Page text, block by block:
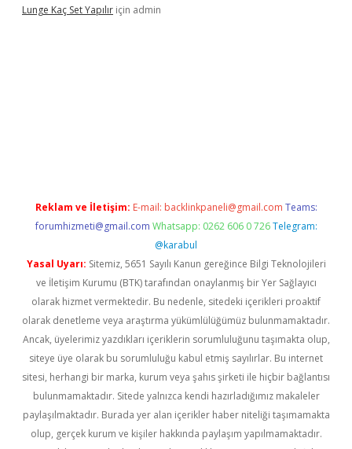
Lunge Kaç Set Yapılır için admin
Reklam ve İletişim: E-mail: backlinkpaneli@gmail.com Teams:
forumhizmeti@gmail.com Whatsapp: 0262 606 0 726 Telegram:
@karabul
Yasal Uyarı: Sitemiz, 5651 Sayılı Kanun gereğince Bilgi Teknolojileri
ve İletişim Kurumu (BTK) tarafından onaylanmış bir Yer Sağlayıcı
olarak hizmet vermektedir. Bu nedenle, sitedeki içerikleri proaktif
olarak denetleme veya araştırma yükümlülüğümüz bulunmamaktadır.
Ancak, üyelerimiz yazdıkları içeriklerin sorumluluğunu taşımakta olup,
siteye üye olarak bu sorumluluğu kabul etmiş sayılırlar. Bu internet
sitesi, herhangi bir marka, kurum veya şahıs şirketi ile hiçbir bağlantısı
bulunmamaktadır. Sitede yalnızca kendi hazırladığımız makaleler
paylaşılmaktadır. Burada yer alan içerikler haber niteliği taşımamakta
olup, gerçek kurum ve kişiler hakkında paylaşım yapılmamaktadır.